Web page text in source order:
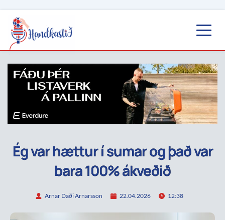
Ég var hættur í sumar og það var
bara 100% ákveðið
Arnar Daði Arnarsson 22.04.2026 12:38